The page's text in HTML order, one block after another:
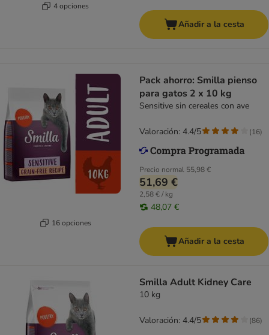
4 opciones
Añadir a la cesta
16 opciones
Pack ahorro: Smilla pienso
para gatos 2 x 10 kg
Sensitive sin cereales con ave
Precio normal 55,98 €
51,69 €
2,58 € / kg
48,07 €
Valoración: 4.4/5 (16)
Añadir a la cesta
Smilla Adult Kidney Care
10 kg
Valoración: 4.4/5 (86)